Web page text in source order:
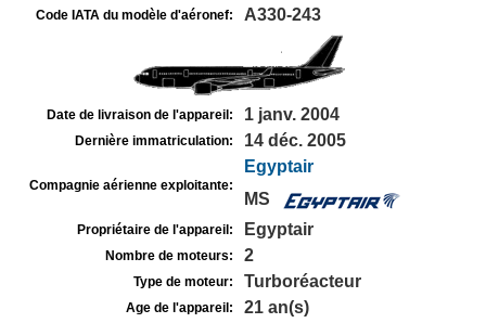
Code IATA du modèle d'aéronef: A330-243
Date de livraison de l'appareil: 1 janv. 2004
Dernière immatriculation: 14 déc. 2005
Compagnie aérienne exploitante:
Egyptair
MS
Propriétaire de l'appareil: Egyptair
Nombre de moteurs: 2
Type de moteur: Turboréacteur
Age de l'appareil: 21 an(s)